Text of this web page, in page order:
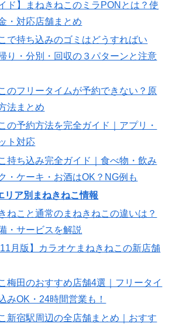
ド】まねきねこのミラPONとは？使
・対応店舗まとめ
で持ち込みのゴミはどうすればい
り・分別・回収の３パターンと注意
のフリータイムが予約できない？原
法まとめ
の予約方法を完全ガイド｜アプリ・
ト対応
持ち込み完全ガイド｜食べ物・飲み
・ケーキ・お酒はOK？NG例も
リア別まねきねこ情報
ねこと通常のまねきねこの違いは？
・サービスを解説
11月版】カラオケまねきねこの新店舗
梅田のおすすめ店舗4選｜フリータイ
みOK・24時間営業も！
新宿駅周辺の全店舗まとめ｜おすす